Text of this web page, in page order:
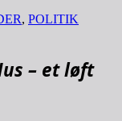
, POLITIK
– et løft